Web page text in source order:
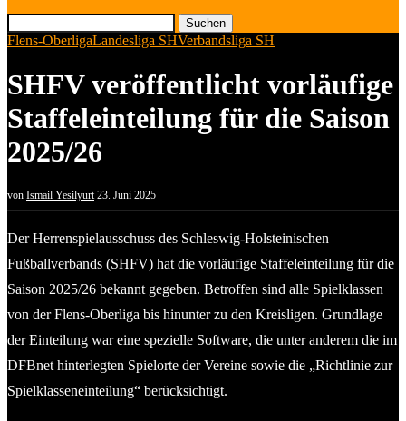
Suchen
Flens-OberligaLandesliga SHVerbandsliga SH
SHFV veröffentlicht vorläufige
Staffeleinteilung für die Saison
2025/26
von Ismail Yesilyurt 23. Juni 2025
Der Herrenspielausschuss des Schleswig-Holsteinischen
Fußballverbands (SHFV) hat die vorläufige Staffeleinteilung für die
Saison 2025/26 bekannt gegeben. Betroffen sind alle Spielklassen
von der Flens-Oberliga bis hinunter zu den Kreisligen. Grundlage
der Einteilung war eine spezielle Software, die unter anderem die im
DFBnet hinterlegten Spielorte der Vereine sowie die „Richtlinie zur
Spielklasseneinteilung“ berücksichtigt.